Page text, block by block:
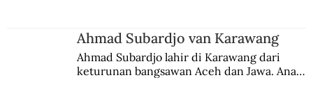
Ahmad Subardjo van Karawang
Ahmad Subardjo lahir di Karawang dari
keturunan bangsawan Aceh dan Jawa. Anak